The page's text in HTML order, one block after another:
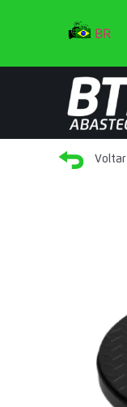
BR
Voltar